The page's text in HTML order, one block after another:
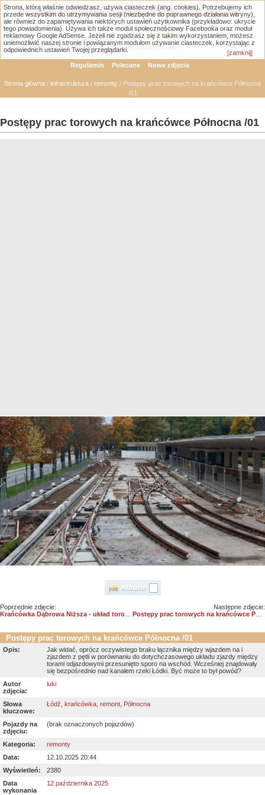
Łódzka Galeria Transportowa - GTLodz.eu
Wyszukiwanie zaawansowane
Regulamin Polecane Nowe zdjęcia
Strona główna / infrastruktura / remonty / Postępy prac torowych na krańcówce Północna
/01
Postępy prac torowych na krańcówce Północna /01
Poprzednie zdjęcie:
Krańcówka Dąbrowa Niższa - układ torowy kompletny
Następne zdjęcie:
Postępy prac torowych na krańcówce Północna /02
Postępy prac torowych na krańcówce Północna /01
Opis:
Jak widać, oprócz oczywistego braku łącznika między wjazdem na i
zjazdem z pętli w porównaniu do dotychczasowego układu zjazdy między
torami odjazdowymi przesunięto sporo na wschód. Wcześniej znajdowały
się bezpośrednio nad kanałem rzeki Łódki. Być może to był powód?
Autor
zdjęcia:
luki
Słowa
kluczowe:
Łódź krańcówka remont Północna
Pojazdy na
zdjęciu:
(brak oznaczonych pojazdów)
Kategoria:
remonty
Data:
12.10.2025 20:44
Wyświetleń:
2380
Data
wykonania
12 października 2025
Strona, którą właśnie odwiedzasz, używa ciasteczek (ang. cookies). Potrzebujemy ich
przede wszystkim do utrzymywania sesji (niezbędne do poprawnego działania witryny),
ale również do zapamiętywania niektórych ustawień użytkownika (przykładowo: ukrycie
tego powiadomienia). Używa ich także moduł społecznościowy Facebooka oraz moduł
reklamowy Google AdSense. Jeżeli nie zgadzasz się z takim wykorzystaniem, możesz
uniemożliwić naszej stronie i powiązanym modułom używanie ciasteczek, korzystając z
odpowiednich ustawień Twojej przeglądarki.
[zamknij]